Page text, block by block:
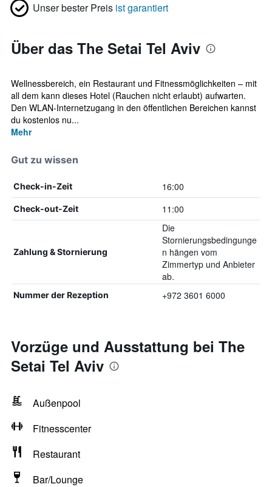
Unser bester Preis ist garantiert
Über das The Setai Tel Aviv
Wellnessbereich, ein Restaurant und Fitnessmöglichkeiten – mit
all dem kann dieses Hotel (Rauchen nicht erlaubt) aufwarten.
Den WLAN-Internetzugang in den öffentlichen Bereichen kannst
du kostenlos nu...
Mehr
Gut zu wissen
Check-in-Zeit 16:00
Check-out-Zeit 11:00
Zahlung & Stornierung
Die
Stornierungsbedingunge
n hängen vom
Zimmertyp und Anbieter
ab.
Nummer der Rezeption +972 3601 6000
Vorzüge und Ausstattung bei The
Setai Tel Aviv
Außenpool
Fitnesscenter
Restaurant
Bar/Lounge